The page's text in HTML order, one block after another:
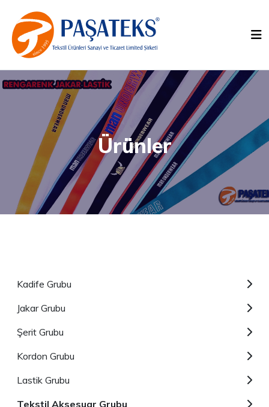
Ürünler
Kadife Grubu
Jakar Grubu
Şerit Grubu
Kordon Grubu
Lastik Grubu
Tekstil Aksesuar Grubu